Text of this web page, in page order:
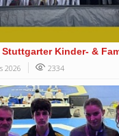
Stuttgarter Kinder- &
2026 2334